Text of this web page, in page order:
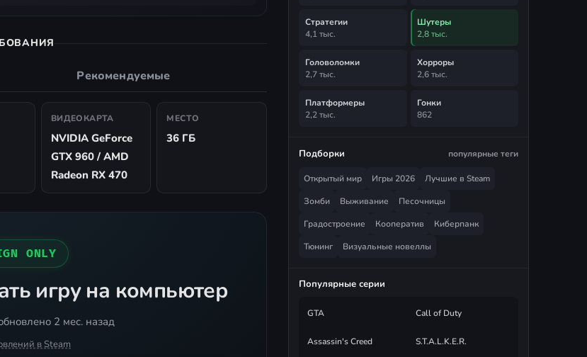
Рекомендуемые
ВИДЕОКАРТА
NVIDIA GeForce
GTX 960 / AMD
Radeon RX 470
МЕСТО
36 ГБ
ONLY
игру на компьютер
2 мес. назад
в Steam
Стратегии
4,1 тыс.
Шутеры
2,8 тыс.
Головоломки
2,7 тыс.
Хорроры
2,6 тыс.
Платформеры
2,2 тыс.
Гонки
862
Подборки популярные теги
Открытый мир Игры 2026
Лучшие в Steam
Зомби
Выживание
Песочницы
Градостроение
Кооператив
Киберпанк
Тюнинг
Визуальные новеллы
Популярные серии
GTA Call of Duty
Assassin's Creed S.T.A.L.K.E.R.